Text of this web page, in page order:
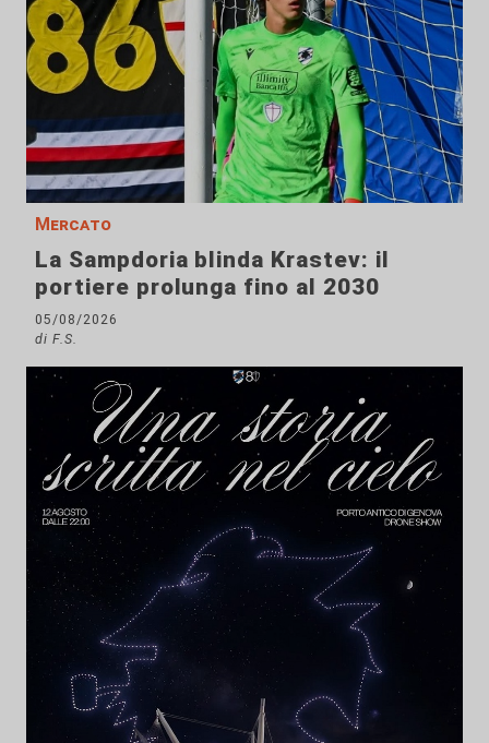
Mercato
La Sampdoria blinda Krastev: il
portiere prolunga fino al 2030
05/08/2026
di F.S.